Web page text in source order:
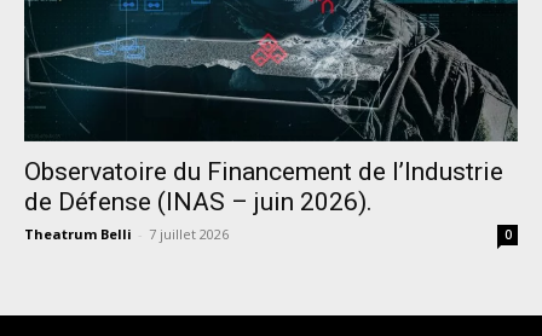
Observatoire du Financement de l’Industrie
de Défense (INAS – juin 2026).
Theatrum Belli - 7 juillet 2026 0